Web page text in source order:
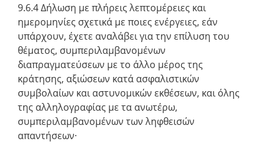
9.6.4 Δήλωση με πλήρεις λεπτομέρειες και
ημερομηνίες σχετικά με ποιες ενέργειες, εάν
υπάρχουν, έχετε αναλάβει για την επίλυση του
θέματος, συμπεριλαμβανομένων
διαπραγματεύσεων με το άλλο μέρος της
κράτησης, αξιώσεων κατά ασφαλιστικών
συμβολαίων και αστυνομικών εκθέσεων, και όλης
της αλληλογραφίας με τα ανωτέρω,
συμπεριλαμβανομένων των ληφθεισών
απαντήσεων·